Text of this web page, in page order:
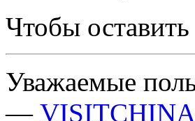
Чтобы
Уважаемые
—